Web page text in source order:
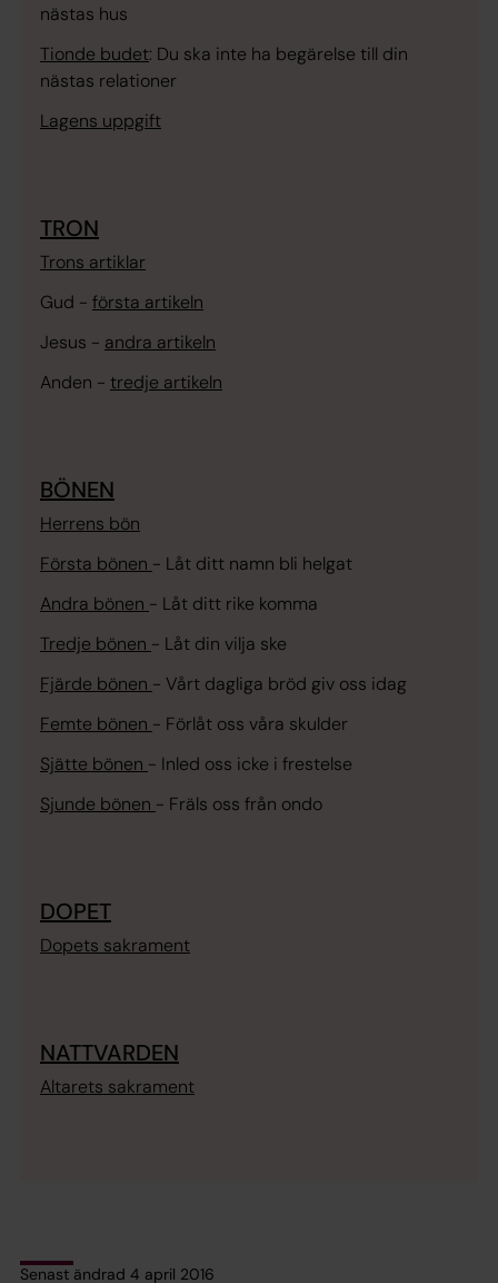
nästas hus
Tionde budet: Du ska inte ha begärelse till din
nästas relationer
Lagens uppgift
TRON
Trons artiklar
Gud - första artikeln
Jesus - andra artikeln
Anden - tredje artikeln
BÖNEN
Herrens bön
Första bönen - Låt ditt namn bli helgat
Andra bönen - Låt ditt rike komma
Tredje bönen - Låt din vilja ske
Fjärde bönen - Vårt dagliga bröd giv oss idag
Femte bönen - Förlåt oss våra skulder
Sjätte bönen - Inled oss icke i frestelse
Sjunde bönen - Fräls oss från ondo
DOPET
Dopets sakrament
NATTVARDEN
Altarets sakrament
Senast ändrad 4 april 2016